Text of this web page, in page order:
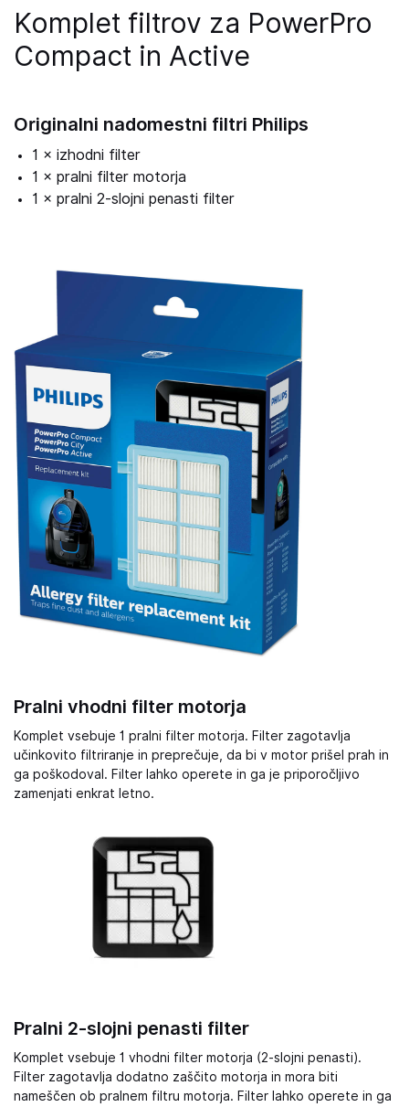
Komplet filtrov za PowerPro
Compact in Active
Originalni nadomestni filtri Philips
1 × izhodni filter
1 × pralni filter motorja
1 × pralni 2-slojni penasti filter
Pralni vhodni filter motorja
Komplet vsebuje 1 pralni filter motorja. Filter zagotavlja
učinkovito filtriranje in preprečuje, da bi v motor prišel prah in
ga poškodoval. Filter lahko operete in ga je priporočljivo
zamenjati enkrat letno.
Pralni 2-slojni penasti filter
Komplet vsebuje 1 vhodni filter motorja (2-slojni penasti).
Filter zagotavlja dodatno zaščito motorja in mora biti
nameščen ob pralnem filtru motorja. Filter lahko operete in ga